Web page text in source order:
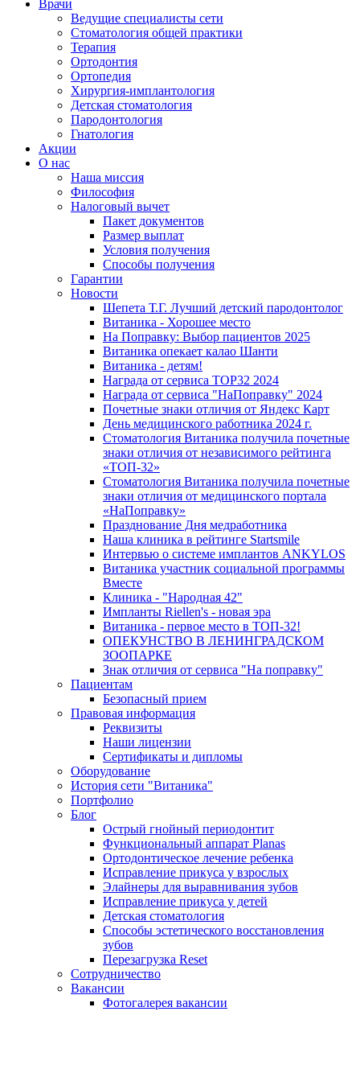
Врачи
Ведущие специалисты сети
Стоматология общей практики
Терапия
Ортодонтия
Ортопедия
Хирургия-имплантология
Детская стоматология
Пародонтология
Гнатология
Акции
О нас
Наша миссия
Философия
Налоговый вычет
Пакет документов
Размер выплат
Условия получения
Способы получения
Гарантии
Новости
Шепета Т.Г. Лучший детский пародонтолог
Витаника - Хорошее место
На Поправку: Выбор пациентов 2025
Витаника опекает калао Шанти
Витаника - детям!
Награда от сервиса TOP32 2024
Награда от сервиса "НаПоправку" 2024
Почетные знаки отличия от Яндекс Карт
День медицинского работника 2024 г.
Стоматология Витаника получила почетные
знаки отличия от независимого рейтинга
«ТОП-32»
Стоматология Витаника получила почетные
знаки отличия от медицинского портала
«НаПоправку»
Празднование Дня медработника
Наша клиника в рейтинге Startsmile
Интервью о системе имплантов ANKYLOS
Витаника участник социальной программы
Вместе
Клиника - "Народная 42"
Импланты Riellen's - новая эра
Витаника - первое место в ТОП-32!
ОПЕКУНСТВО В ЛЕНИНГРАДСКОМ
ЗООПАРКЕ
Знак отличия от сервиса "На поправку"
Пациентам
Безопасный прием
Правовая информация
Реквизиты
Наши лицензии
Сертификаты и дипломы
Оборудование
История сети "Витаника"
Портфолио
Блог
Острый гнойный периодонтит
Функциональный аппарат Planas
Ортодонтическое лечение ребенка
Исправление прикуса у взрослых
Элайнеры для выравнивания зубов
Исправление прикуса у детей
Детская стоматология
Способы эстетического восстановления
зубов
Перезагрузка Reset
Сотрудничество
Вакансии
Фотогалерея вакансии